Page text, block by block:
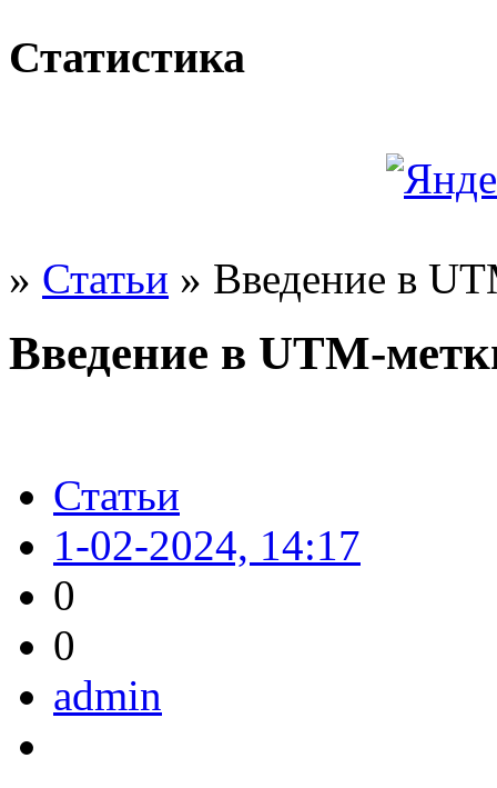
Статистика
» Статьи » Введение в
Введение в UTM-
Статьи
1-02-2024, 14:17
0
0
admin